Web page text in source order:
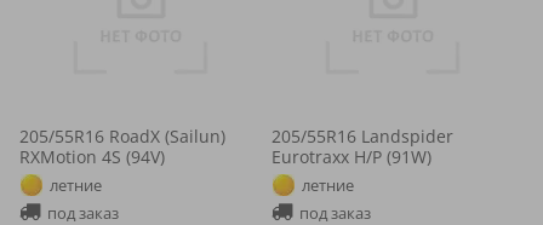
205/55R16 RoadX (Sailun)
RXMotion 4S (94V)
летние
под заказ
205/55R16 Landspider
Eurotraxx H/P (91W)
летние
под заказ